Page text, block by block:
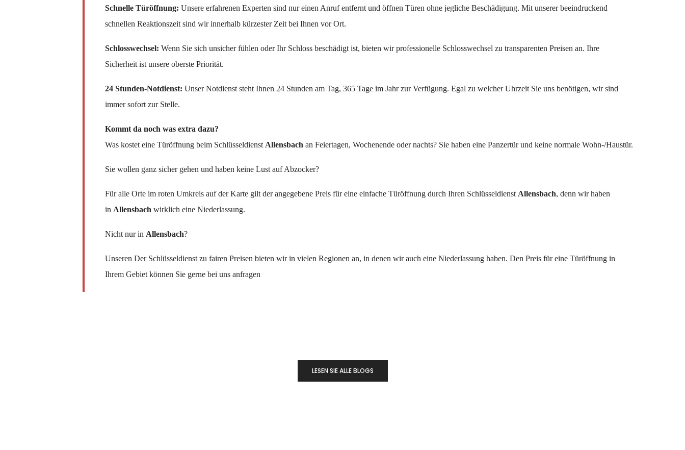
Schnelle Türöffnung: Unsere erfahrenen Experten sind nur einen Anruf entfernt und öffnen Türen ohne jegliche Beschädigung. Mit unserer beeindruckend
schnellen Reaktionszeit sind wir innerhalb kürzester Zeit bei Ihnen vor Ort.
Schlosswechsel: Wenn Sie sich unsicher fühlen oder Ihr Schloss beschädigt ist, bieten wir professionelle Schlosswechsel zu transparenten Preisen an. Ihre
Sicherheit ist unsere oberste Priorität.
24 Stunden-Notdienst: Unser Notdienst steht Ihnen 24 Stunden am Tag, 365 Tage im Jahr zur Verfügung. Egal zu welcher Uhrzeit Sie uns benötigen, wir sind
immer sofort zur Stelle.
Kommt da noch was extra dazu?
Was kostet eine Türöffnung beim Schlüsseldienst Allensbach an Feiertagen, Wochenende oder nachts? Sie haben eine Panzertür und keine normale Wohn-/Haustür.
Sie wollen ganz sicher gehen und haben keine Lust auf Abzocker?
Für alle Orte im roten Umkreis auf der Karte gilt der angegebene Preis für eine einfache Türöffnung durch Ihren Schlüsseldienst Allensbach, denn wir haben
in Allensbach wirklich eine Niederlassung.
Nicht nur in Allensbach?
Unseren Der Schlüsseldienst zu fairen Preisen bieten wir in vielen Regionen an, in denen wir auch eine Niederlassung haben. Den Preis für eine Türöffnung in
Ihrem Gebiet können Sie gerne bei uns anfragen
LESEN SIE ALLE BLOGS